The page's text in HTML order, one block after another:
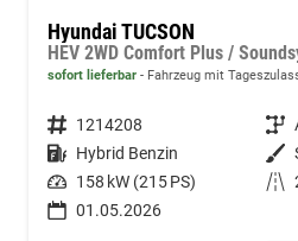
Hyundai TUCSON
sofort lieferbar Fahrzeug mit
Fahrzeugnummer 1214208 Getriebe
Kraftstoff Hybrid Benzin Außenfarbe
Leistung 158 kW (215 PS) Kilometerstand
01.05.2026